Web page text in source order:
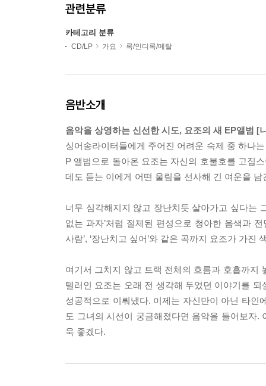
관련분류
카테고리 분류
CD/LP 가요 록/인디록/메탈
음반소개
음악을 상영하는 신선한 시도, 요조의 새 EP앨범 [
싱어송라이터들에게 주어진 어려운 숙제 중 하나
P 앨범으로 돌아온 요조는 자신의 호불호를 고집
데도 듣는 이에게 어떤 울림을 선사해 긴 여운을
너무 심각해지지 않고 장난치듯 살아가고 싶다는
없는 과자’처럼 절제된 편성으로 청아한 음색과
사람’, ‘장난치고 싶어’와 같은 곡까지 요조가 가
여기서 그치지 않고 트랙 전체의 흐름과 호흡까지
텔러인 요조는 오래 전 생각해 두었던 이야기를
성공적으로 이뤄냈다. 이제는 자신만이 아닌 타
도 그녀의 시선이 궁금해졌다면 음악을 들어보자
욱 좋겠다.